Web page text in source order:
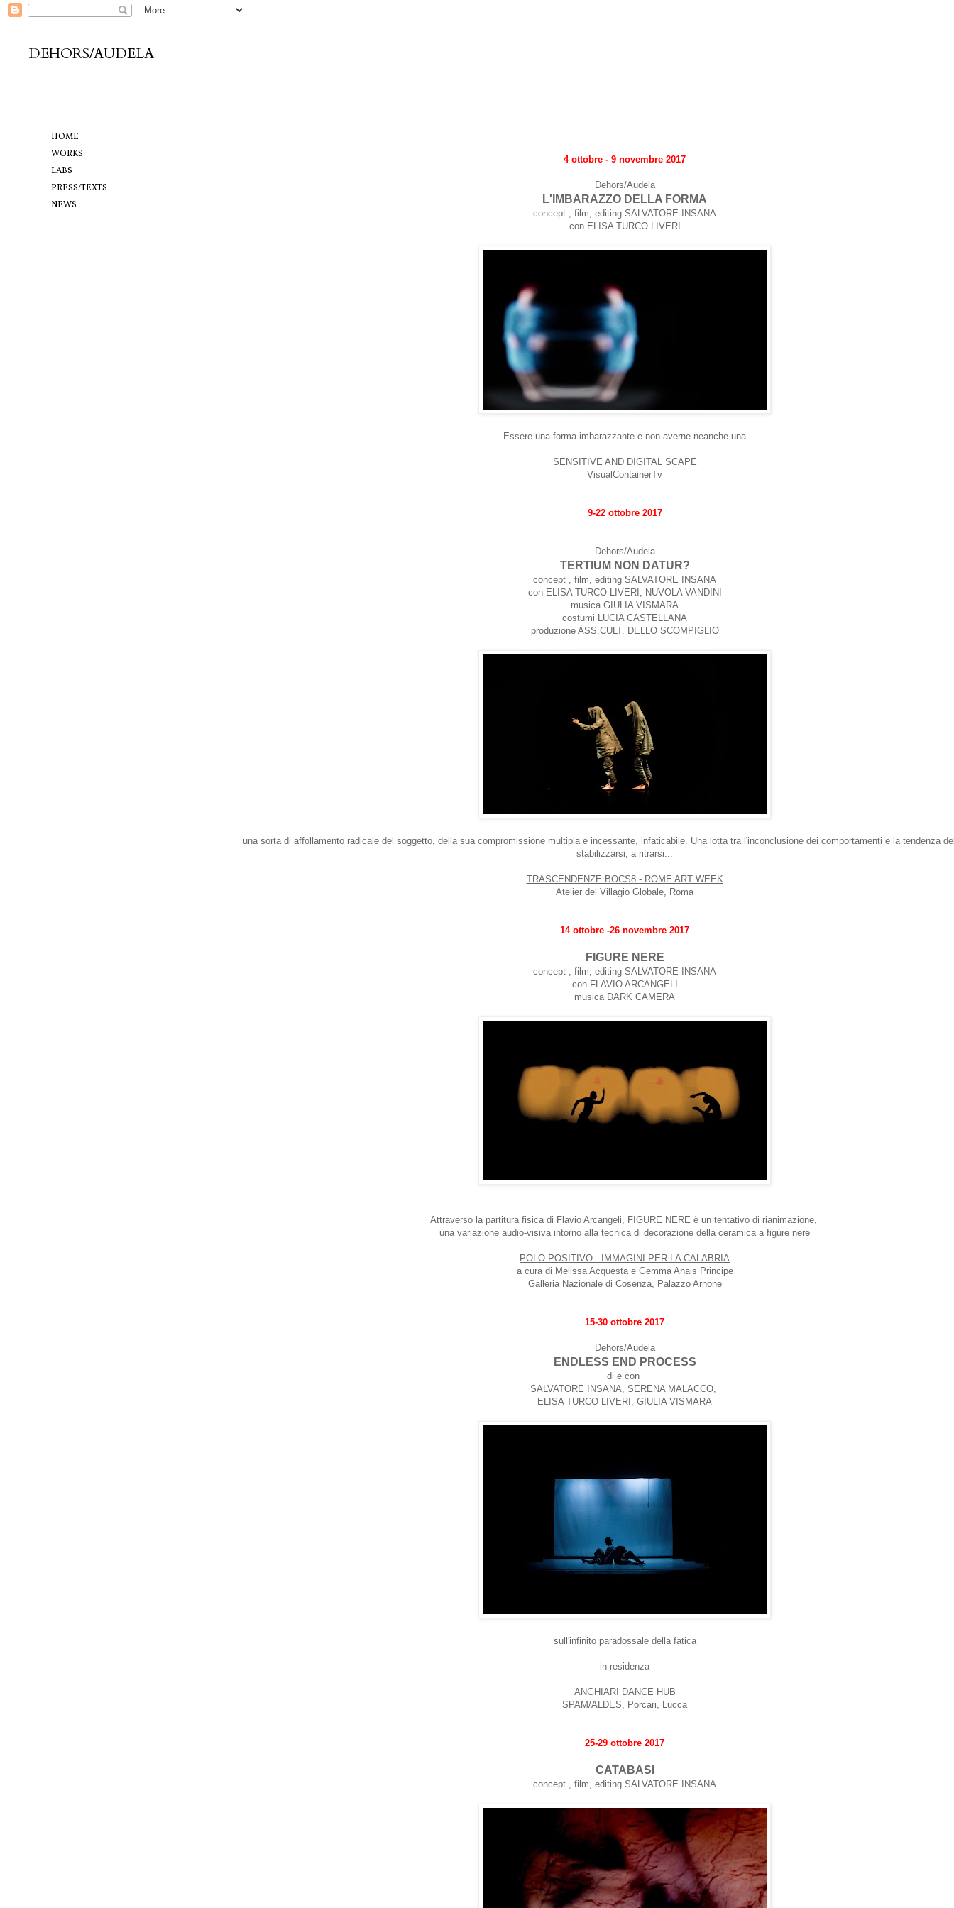
DEHORS/AUDELA
4 ottobre - 9 novembre 2017
Dehors/Audela
L'IMBARAZZO DELLA FORMA
concept , film, editing SALVATORE INSANA
con ELISA TURCO LIVERI
Essere una forma imbarazzante e non averne neanche una
SENSITIVE AND DIGITAL SCAPE
VisualContainerTv
9-22 ottobre 2017
Dehors/Audela
TERTIUM NON DATUR?
concept , film, editing SALVATORE INSANA
con ELISA TURCO LIVERI, NUVOLA VANDINI
musica GIULIA VISMARA
costumi LUCIA CASTELLANA
produzione ASS.CULT. DELLO SCOMPIGLIO
una sorta di affollamento radicale del soggetto, della sua compromissione multipla e incessante, infaticabile. Una lotta tra l'inconclusione dei comportamenti e la tendenza
stabilizzarsi, a ritrarsi...
TRASCENDENZE BOCS8 - ROME ART WEEK
Atelier del Villagio Globale, Roma
14 ottobre -26 novembre 2017
FIGURE NERE
concept , film, editing SALVATORE INSANA
con FLAVIO ARCANGELI
musica DARK CAMERA
Attraverso la partitura fisica di Flavio Arcangeli, FIGURE NERE è un tentativo di rianimazione,
una variazione audio-visiva intorno alla tecnica di decorazione della ceramica a figure nere
POLO POSITIVO - IMMAGINI PER LA CALABRIA
a cura di Melissa Acquesta e Gemma Anais Principe
Galleria Nazionale di Cosenza, Palazzo Arnone
15-30 ottobre 2017
Dehors/Audela
ENDLESS END PROCESS
di e con
SALVATORE INSANA, SERENA MALACCO,
ELISA TURCO LIVERI, GIULIA VISMARA
sull'infinito paradossale della fatica
in residenza
ANGHIARI DANCE HUB
SPAM/ALDES, Porcari, Lucca
25-29 ottobre 2017
CATABASI
concept , film, editing SALVATORE INSANA
HOME
WORKS
LABS
PRESS/TEXTS
NEWS